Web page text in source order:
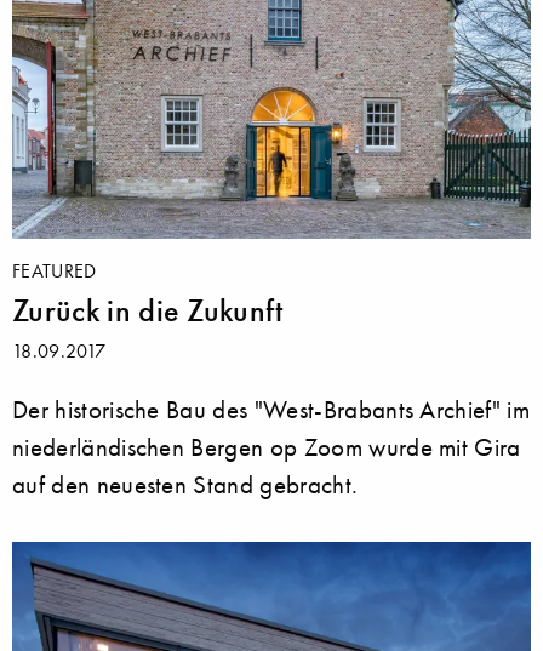
FEATURED
Zurück in die Zukunft
18.09.2017
Der historische Bau des "West-Brabants Archief" im
niederländischen Bergen op Zoom wurde mit Gira
auf den neuesten Stand gebracht.